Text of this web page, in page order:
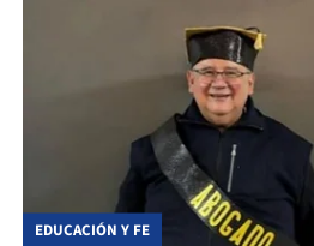
EDUCACIÓN Y FE